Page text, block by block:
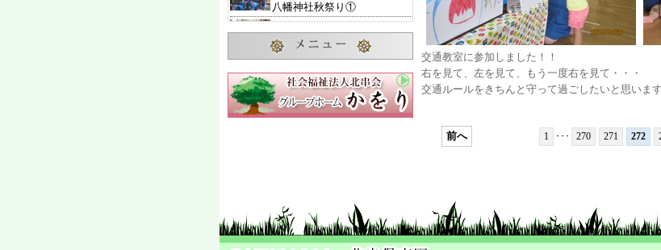
八幡神社秋祭り①
10月のお誕生会
2022年10月23日
諏訪の池神社秋祭り
2022年10月22日
ひまわりクラブ 遠足
2022年10月 4日
可愛い子み～つけた
2022年10月 1日
交通教室に参加しました！！
右を見て、左を見て、もう一度右を見て・・・
交通ルールをきちんと守って過ごしたいと思います
前へ 1 ･･･ 270 271 272